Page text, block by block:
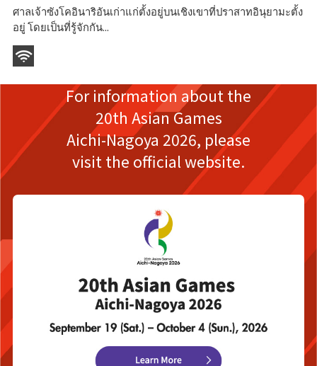
ศาลเจ้าซังโคอินาริอันเก่าแก่ตั้งอยู่บนเชิงเขาที่ปราสาทอินุยามะตั้ง
อยู่ โดยเป็นที่รู้จักกัน...
For information about the
20th Asian Games
Aichi-Nagoya 2026, please
visit the official website.